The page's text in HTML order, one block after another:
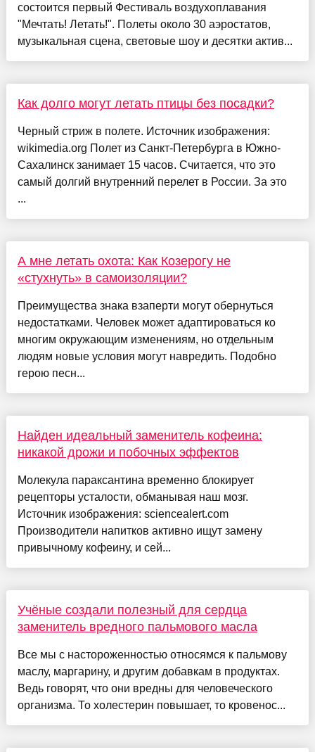
состоится первый Фестиваль воздухоплавания
"Мечтать! Летать!". Полеты около 30 аэростатов,
музыкальная сцена, световые шоу и десятки актив...
Как долго могут летать птицы без посадки?
Черный стриж в полете. Источник изображения:
wikimedia.org Полет из Санкт-Петербурга в Южно-
Сахалинск занимает 15 часов. Считается, что это
самый долгий внутренний перелет в России. За это
...
А мне летать охота: Как Козерогу не
«стухнуть» в самоизоляции?
Преимущества знака взаперти могут обернуться
недостатками. Человек может адаптироваться ко
многим окружающим изменениям, но отдельным
людям новые условия могут навредить. Подобно
герою песн...
Найден идеальный заменитель кофеина:
никакой дрожи и побочных эффектов
Молекула параксантина временно блокирует
рецепторы усталости, обманывая наш мозг.
Источник изображения: sciencealert.com
Производители напитков активно ищут замену
привычному кофеину, и сей...
Учёные создали полезный для сердца
заменитель вредного пальмового масла
Все мы с настороженностью относямся к пальмову
маслу, маргарину, и другим добавкам в продуктах.
Ведь говорят, что они вредны для человеческого
организма. То холестерин повышает, то кровенос...